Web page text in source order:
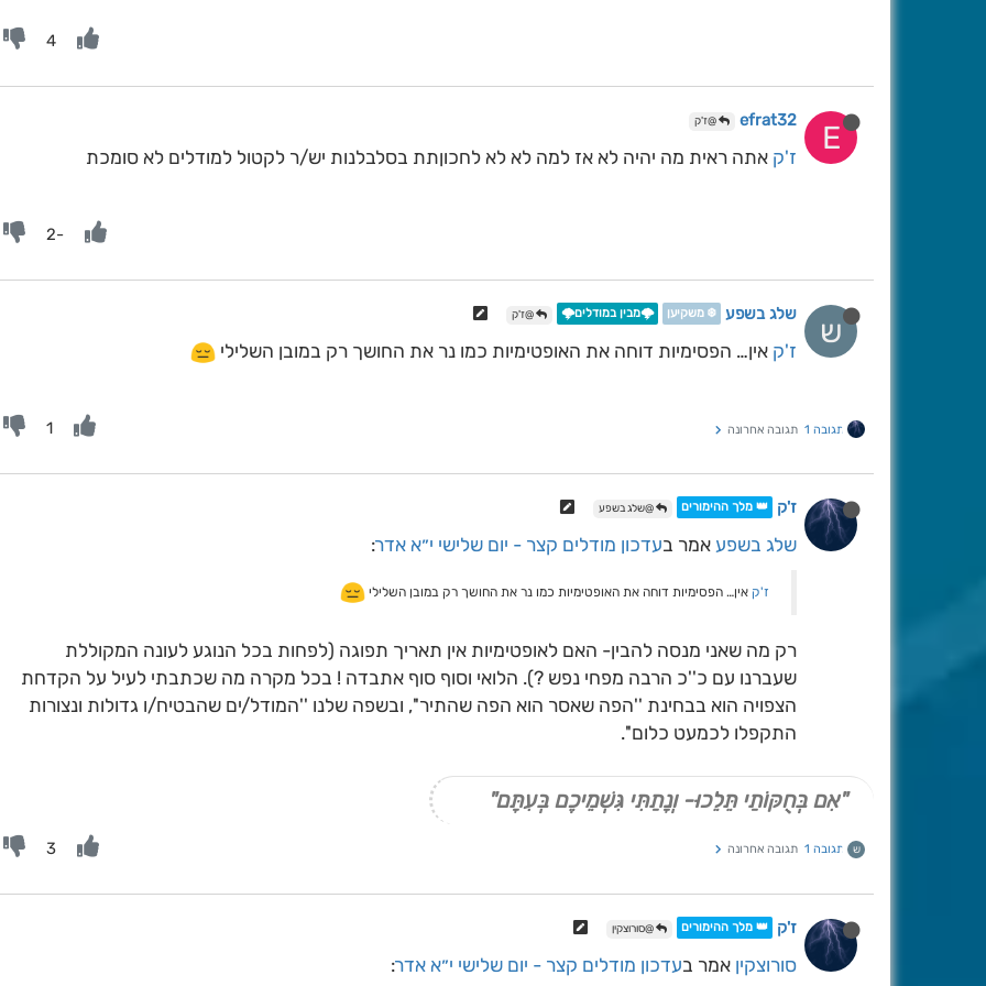
4
E
efrat32 @ז'ק
ז'ק אתה ראית מה יהיה לא אז למה לא לא לחכוןתת בסלבלנות יש/ר לקטול למודלים לא סומכת
-2
ש שלג בשפע ❄️ משקיען 🌩️מבין במודלים🌩️ @ז'ק
ז'ק אין… הפסימיות דוחה את האופטימיות כמו נר את החושך רק במובן השלילי
תגובה 1 תגובה אחרונה 1
ז'ק 👑 מלך ההימורים @שלג בשפע
שלג בשפע אמר בעדכון מודלים קצר - יום שלישי י״א אדר:
ז'ק אין… הפסימיות דוחה את האופטימיות כמו נר את החושך רק במובן השלילי
רק מה שאני מנסה להבין- האם לאופטימיות אין תאריך תפוגה (לפחות בכל הנוגע לעונה המקוללת
שעברנו עם כ''כ הרבה מפחי נפש ?). הלואי וסוף סוף אתבדה ! בכל מקרה מה שכתבתי לעיל על הקדחת
הצפויה הוא בבחינת ''הפה שאסר הוא הפה שהתיר'', ובשפה שלנו ''המודל/ים שהבטיח/ו גדולות ונצורות
התקפלו לכמעט כלום''.
"אִם בְּחֻקּוֹתַי תֵּלֵכוּ- וְנָתַתִּי גִּשְׁמֵיכֶם בְּעִתָּם"
ש תגובה 1 תגובה אחרונה 3
ז'ק 👑 מלך ההימורים @סורוצקין
סורוצקין אמר בעדכון מודלים קצר - יום שלישי י״א אדר: